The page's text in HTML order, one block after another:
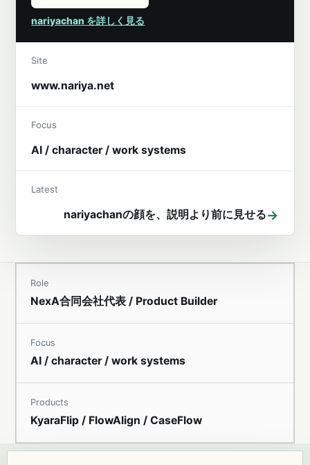
nariyachan を詳しく見る
Site
www.nariya.net
Focus
AI / character / work systems
Latest
nariyachanの顔を、説明より前に見せる→
Role
NexA合同会社代表 / Product Builder
Focus
AI / character / work systems
Products
KyaraFlip / FlowAlign / CaseFlow